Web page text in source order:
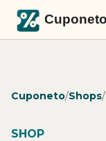
Cuponeto/Shops/
SHOP